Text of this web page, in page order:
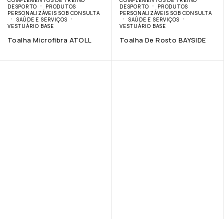
DESPORTO
PRODUTOS
PERSONALIZÁVEIS SOB CONSULTA
SAÚDE E SERVIÇOS
VESTUÁRIO BASE
Toalha Microfibra ATOLL
DESPORTO
PRODUTOS
PERSONALIZÁVEIS SOB CONSULTA
SAÚDE E SERVIÇOS
VESTUÁRIO BASE
Toalha De Rosto BAYSIDE